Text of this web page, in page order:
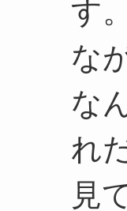
す
な
な
れ
見